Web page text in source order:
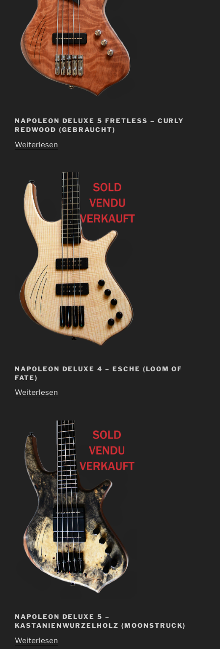
NAPOLEON DELUXE 5 FRETLESS – CURLY
REDWOOD (GEBRAUCHT)
Weiterlesen
NAPOLEON DELUXE 4 – ESCHE (LOOM OF
FATE)
Weiterlesen
NAPOLEON DELUXE 5 –
KASTANIENWURZELHOLZ (MOONSTRUCK)
Weiterlesen